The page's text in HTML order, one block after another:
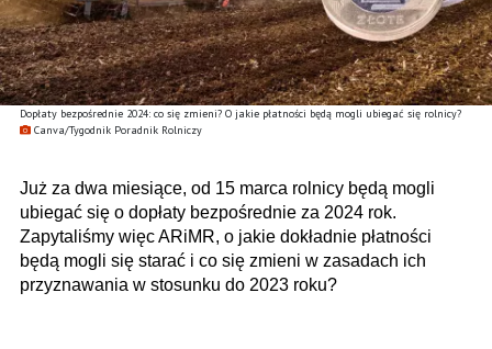
Dopłaty bezpośrednie 2024: co się zmieni? O jakie płatności będą mogli ubiegać się rolnicy?
Canva/Tygodnik Poradnik Rolniczy
Już za dwa miesiące, od 15 marca rolnicy będą mogli
ubiegać się o dopłaty bezpośrednie za 2024 rok.
Zapytaliśmy więc ARiMR, o jakie dokładnie płatności
będą mogli się starać i co się zmieni w zasadach ich
przyznawania w stosunku do 2023 roku?